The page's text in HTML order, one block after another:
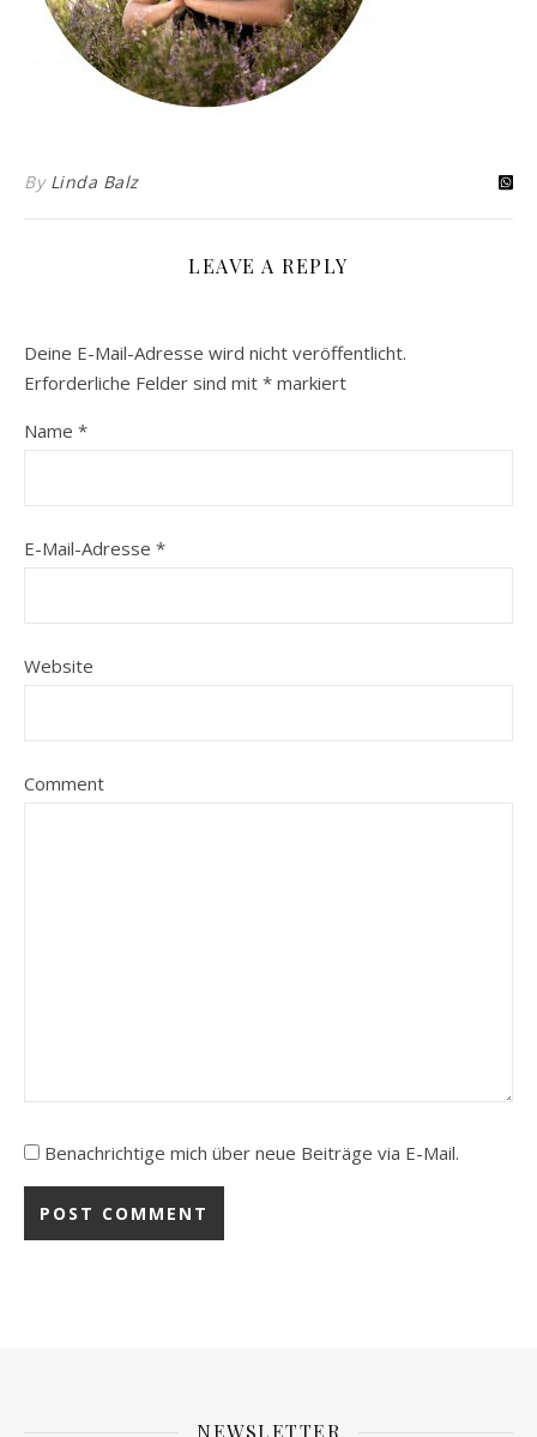
By Linda Balz
LEAVE A REPLY
Deine E-Mail-Adresse wird nicht veröffentlicht.
Erforderliche Felder sind mit * markiert
Name *
E-Mail-Adresse *
Website
Comment
Benachrichtige mich über neue Beiträge via E-Mail.
NEWSLETTER